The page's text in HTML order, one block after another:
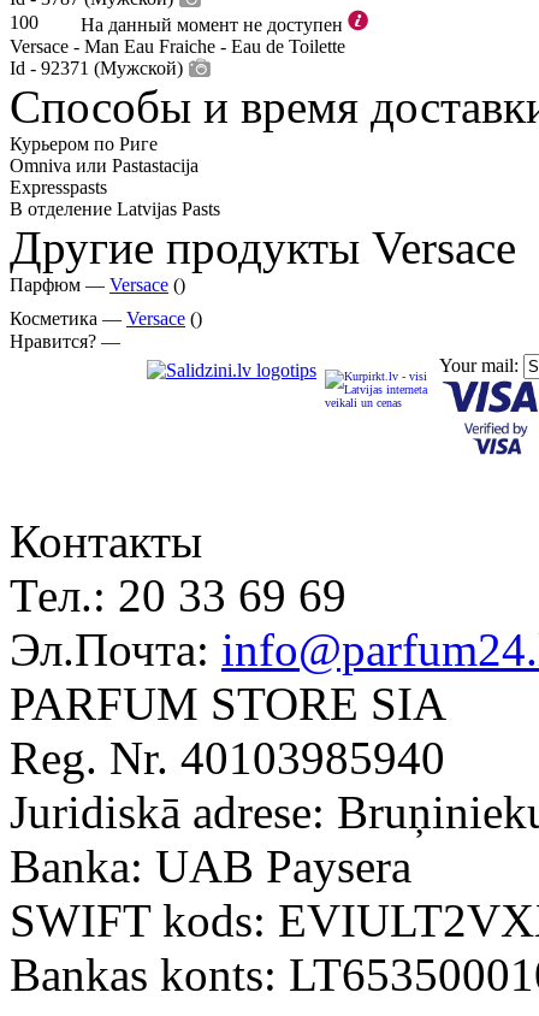
100
На данный момент не доступен
Versace - Man Eau Fraiche - Eau de Toilette
Id - 92371 (Мужской)
Способы и время
Курьером по Риге
Omniva или Pastastacija
Expresspasts
В отделение Latvijas Pasts
Другие продукты Versace
Парфюм — Versace ()
Косметика — Versace ()
Нравится? —
Your mail:
Контакты
Тел.: 20 33 69 69
Эл.Почта:
PARFUM STORE SIA
Reg. Nr. 40103985940
Juridiskā adrese:
Banka: UAB Paysera
SWIFT kods:
Bankas konts: